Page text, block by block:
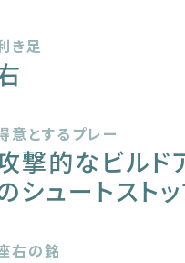
き足
意とするプレー
撃的なビルド
シュートスト
右の銘